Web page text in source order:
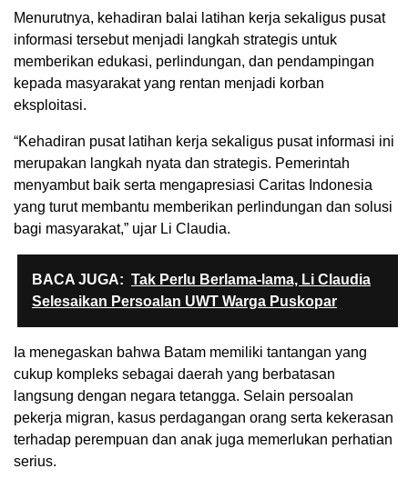
Menurutnya, kehadiran balai latihan kerja sekaligus pusat
informasi tersebut menjadi langkah strategis untuk
memberikan edukasi, perlindungan, dan pendampingan
kepada masyarakat yang rentan menjadi korban
eksploitasi.
“Kehadiran pusat latihan kerja sekaligus pusat informasi ini
merupakan langkah nyata dan strategis. Pemerintah
menyambut baik serta mengapresiasi Caritas Indonesia
yang turut membantu memberikan perlindungan dan solusi
bagi masyarakat,” ujar Li Claudia.
BACA JUGA: Tak Perlu Berlama-lama, Li Claudia
Selesaikan Persoalan UWT Warga Puskopar
Ia menegaskan bahwa Batam memiliki tantangan yang
cukup kompleks sebagai daerah yang berbatasan
langsung dengan negara tetangga. Selain persoalan
pekerja migran, kasus perdagangan orang serta kekerasan
terhadap perempuan dan anak juga memerlukan perhatian
serius.